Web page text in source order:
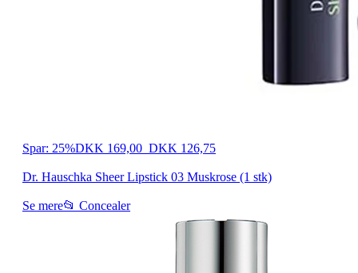
Spar: 25%DKK 169,00 DKK 126,75
Dr. Hauschka Sheer Lipstick 03 Muskrose (1 stk)
Se mere📂 Concealer